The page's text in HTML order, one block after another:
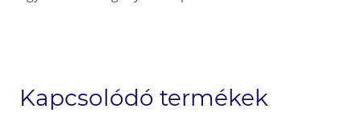
Kapcsolódó termékek